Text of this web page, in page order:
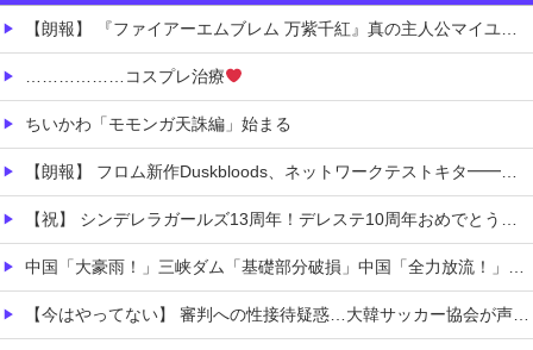
【朗報】 『ファイアーエムブレム 万紫千紅』真の主人公マイユニはキャラメイクが可能
………………コスプレ治療
ちいかわ「モモンガ天誅編」始まる
【朗報】 フロム新作Duskbloods、ネットワークテストキタ━━━━(゜∀゜)━━━━!!
【祝】 シンデレラガールズ13周年！デレステ10周年おめでとう！ガチャ更新SSR八神マキノ・イベントSRイヴ、SR望月聖！
中国「大豪雨！」三峡ダム「基礎部分破損」中国「全力放流！」台風13号「中国上陸予測」台風15号「中国接近（画像」中国「台風同時上陸！（穀物生産が壊滅危機」→
【今はやってない】 審判への性接待疑惑…大韓サッカー協会が声明「現在は一切発生していない」